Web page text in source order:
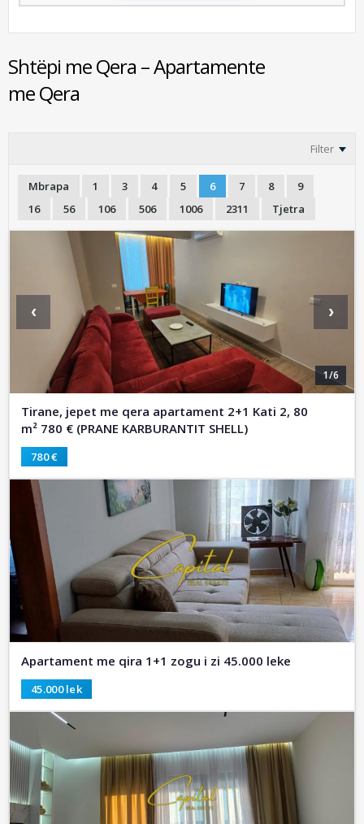
Shtëpi me Qera – Apartamente
me Qera
Filter
Mbrapa 1 3 4 5 6 7 8
9
16
56 106 506 1006 2311 Tjetra
1/6
‹ ›
Tirane, jepet me qera apartament 2+1 Kati 2, 80
m² 780 € (PRANE KARBURANTIT SHELL)
780 €
Apartament me qira 1+1 zogu i zi 45.000 leke
45.000 lek